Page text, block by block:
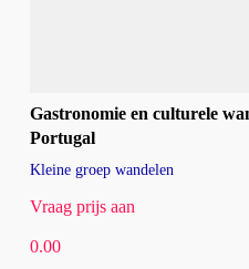
Gastronomie en culturele
Portugal
Kleine groep wandelen
Vraag prijs aan
0.00